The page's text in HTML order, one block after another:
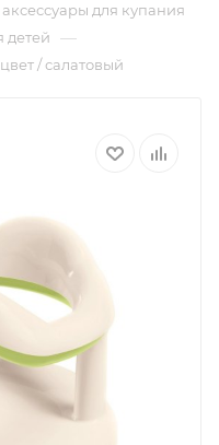
для купания
детей —
/ салатовый